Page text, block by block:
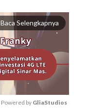
Baca Selengkapnya
Powered by GliaStudios